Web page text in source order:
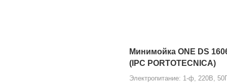
Минимойка ONE DS
(IPC PORTOTECNICA)
Электропитание: 1-ф, 220В,